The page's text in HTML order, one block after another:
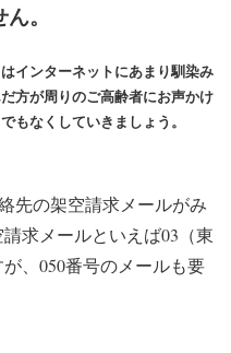
。
インターネットにあまり馴染み
方が周りのご高齢者にお声かけ
もなくしていきましょう。
先の架空請求メールがみ
求メールといえば03（東
、050番号のメールも要